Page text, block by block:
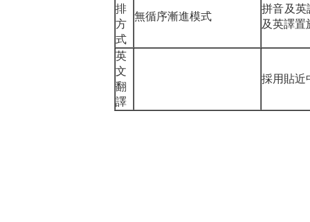
排
方
式
無循序漸進模式
拼音及英
及英譯置
英
文
翻
譯
採用貼近